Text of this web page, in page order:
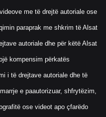
me të drejtë autoriale ose
paraprak me shkrim të Alsat
autoriale dhe për këtë Alsat
kompensim përkatës
i të drejtave autoriale dhe të
e paautorizuar, shfrytëzim,
ose videot apo çfarëdo